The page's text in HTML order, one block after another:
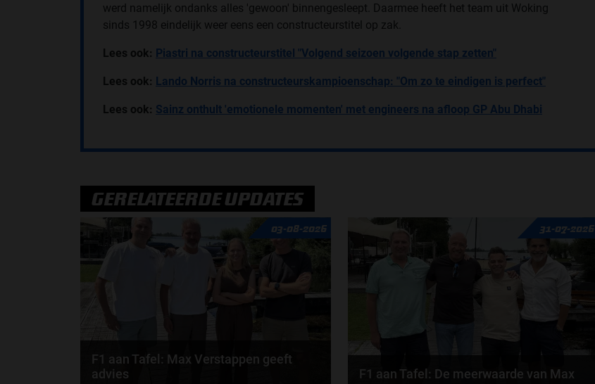
werd namelijk ondanks alles 'gewoon' binnengesleept. Daarmee heeft het team uit Woking
sinds 1998 eindelijk weer eens een constructeurstitel op zak.
Lees ook: Piastri na constructeurstitel "Volgend seizoen volgende stap zetten"
Lees ook: Lando Norris na constructeurskampioenschap: "Om zo te eindigen is perfect"
Lees ook: Sainz onthult 'emotionele momenten' met engineers na afloop GP Abu Dhabi
GERELATEERDE UPDATES
03-08-2026
F1 aan Tafel: Max Verstappen geeft
advies
31-07-2026
F1 aan Tafel: De meerwaarde van Max